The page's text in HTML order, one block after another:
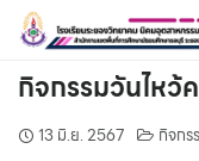
Skip
content
กิจกรรมวันไหว้
13 มิ.ย. 2567 กิจกร